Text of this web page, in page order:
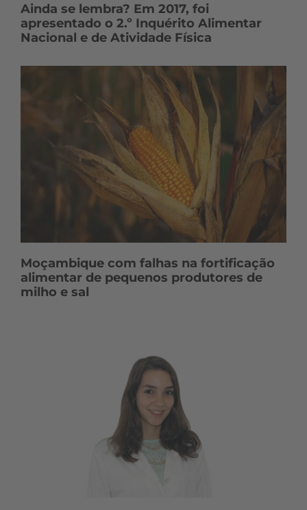
Ainda se lembra? Em 2017, foi
apresentado o 2.º Inquérito Alimentar
Nacional e de Atividade Física
Moçambique com falhas na fortificação
alimentar de pequenos produtores de
milho e sal